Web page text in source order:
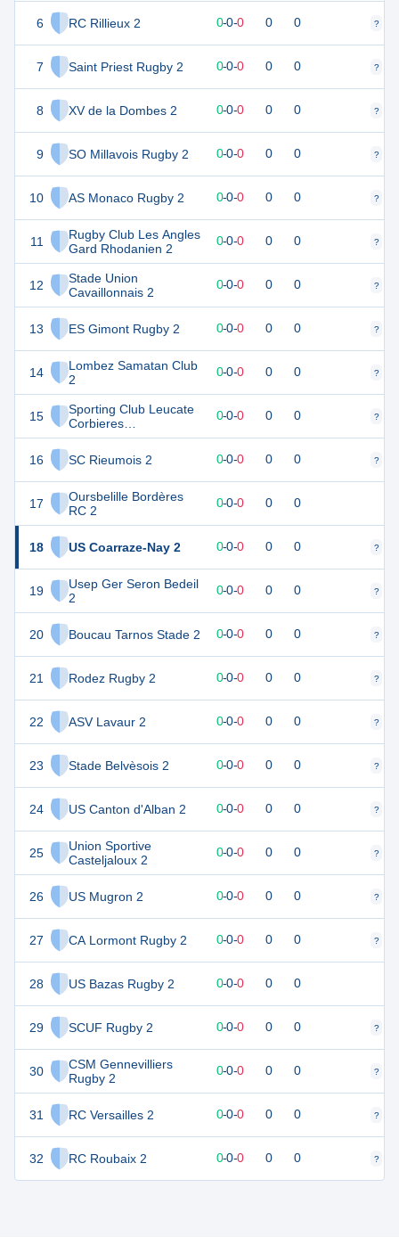
6 RC Rillieux 2
7 Saint Priest Rugby 2
8 XV de la Dombes 2
9 SO Millavois Rugby 2
10 AS Monaco Rugby 2
11
Rugby Club Les Angles
Gard Rhodanien 2
12
Stade Union
Cavaillonnais 2
13 ES Gimont Rugby 2
14
Lombez Samatan Club
2
15
Sporting Club Leucate
Corbieres
Mediterranee XV 2
16
SC Rieumois 2
17
Oursbelille Bordères
RC 2
18 US Coarraze-Nay 2
19
Usep Ger Seron Bedeil
2
20 Boucau Tarnos Stade 2
21 Rodez Rugby 2
22 ASV Lavaur 2
23 Stade Belvèsois 2
24 US Canton d'Alban 2
25
Union Sportive
Casteljaloux 2
26 US Mugron 2
27 CA Lormont Rugby 2
28 US Bazas Rugby 2
29 SCUF Rugby 2
30
CSM Gennevilliers
Rugby 2
31 RC Versailles 2
32 RC Roubaix 2
0-0-0 0 0 ?
0 0-0-0 0 0 ?
0 0-0-0 0 0 ?
0 0-0-0 0 0 ?
0 0-0-0 0 0 ?
0 0 0-0-0 0 0 ?
0-0-0 0 0 ?
0 0-0-0 0 0 ?
0 0 0-0-0 0 0 ?
0 0 0-0-0 0 0 ?
0-0-0 0 0 ?
0 0-0-0 0 0
0 0-0-0 0 0 ?
0 0 0-0-0 0 0 ?
0 0 0-0-0 0 0 ?
0-0-0 0 0 ?
0-0-0 0 0 ?
0 0-0-0 0 0 ?
0 0-0-0 0 0 ?
0-0-0 0 0 ?
0-0-0 0 0 ?
0 0-0-0 0 0 ?
0 0-0-0 0 0
0-0-0 0 0 ?
0 0-0-0 0 0 ?
0-0-0 0 0 ?
0-0-0 0 0 ?